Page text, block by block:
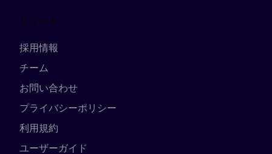
リソース
採用情報
チーム
お問い合わせ
プライバシーポリシー
利用規約
ユーザーガイド